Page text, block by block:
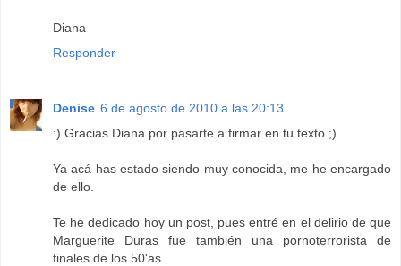
Diana
Responder
Denise 6 de agosto de 2010 a las 20:13
:) Gracias Diana por pasarte a firmar en tu texto ;)
Ya acá has estado siendo muy conocida, me he encargado
de ello.
Te he dedicado hoy un post, pues entré en el delirio de que
Marguerite Duras fue también una pornoterrorista de
finales de los 50'as.